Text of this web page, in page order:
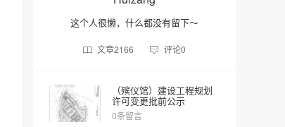
这个人很懒，什么都没有留下～
文章2166 评论0
（殡仪馆）建设工程规划
许可变更批前公示
0条留言